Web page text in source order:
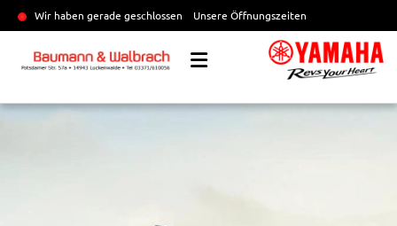
Wir haben gerade geschlossen Unsere Öffnungszeiten